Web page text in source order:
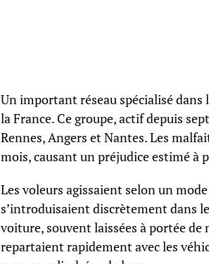
Un important réseau spécialisé
la France. Ce groupe, actif depuis
Rennes, Angers et Nantes. Les
mois, causant un préjudice estimé à
Les voleurs agissaient selon un
s’introduisaient discrètement dans
voiture, souvent laissées à portée de
repartaient rapidement avec les